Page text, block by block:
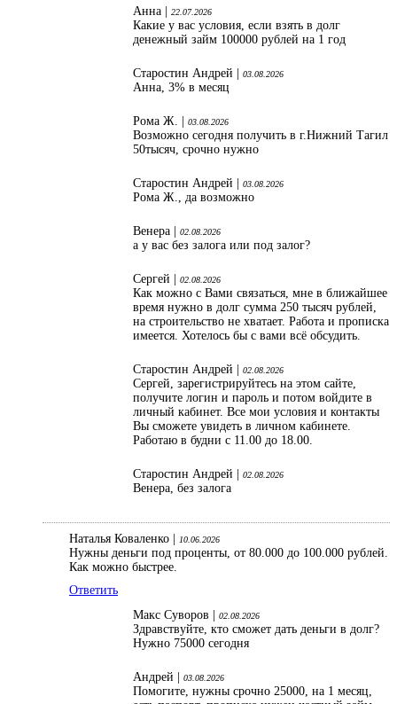
Анна |
22.07.2026
Какие у вас условия, если взять в долг
денежный займ 100000 рублей на 1 год
Старостин Андрей | 03.08.2026
Анна, 3% в месяц
Рома Ж. | 03.08.2026
Возможно сегодня получить в г.Нижний Тагил
50тысяч, срочно нужно
Старостин Андрей | 03.08.2026
Рома Ж., да возможно
Венера | 02.08.2026
а у вас без залога или под залог?
Сергей | 02.08.2026
Как можно с Вами связаться, мне в ближайшее
время нужно в долг сумма 250 тысяч рублей,
на строительство не хватает. Работа и прописка
имеется. Хотелось бы с вами всё обсудить.
Старостин Андрей | 02.08.2026
Сергей, зарегистрируйтесь на этом сайте,
получите логин и пароль и потом войдите в
личный кабинет. Все мои условия и контакты
Вы сможете увидеть в личном кабинете.
Работаю в будни с 11.00 до 18.00.
Старостин Андрей | 02.08.2026
Венера, без залога
Наталья Коваленко | 10.06.2026
Нужны деньги под проценты, от 80.000 до 100.000 рублей.
Как можно быстрее.
Ответить
Макс Суворов |
02.08.2026
Здравствуйте, кто сможет дать деньги в долг?
Нужно 75000 сегодня
Андрей | 03.08.2026
Помогите, нужны срочно 25000, на 1 месяц,